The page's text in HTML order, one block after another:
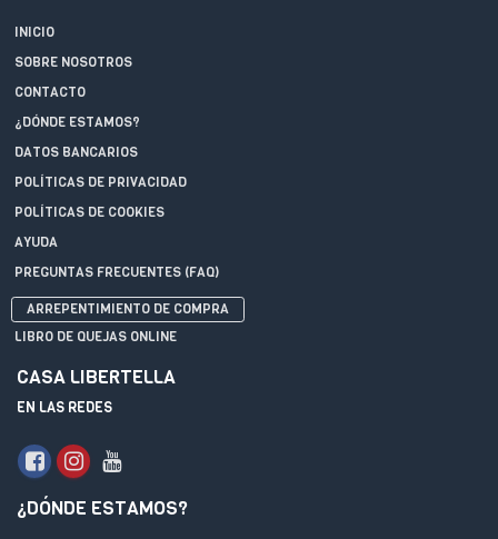
INICIO
SOBRE NOSOTROS
CONTACTO
¿DÓNDE ESTAMOS?
DATOS BANCARIOS
POLÍTICAS DE PRIVACIDAD
POLÍTICAS DE COOKIES
AYUDA
PREGUNTAS FRECUENTES (FAQ)
ARREPENTIMIENTO DE COMPRA
LIBRO DE QUEJAS ONLINE
CASA LIBERTELLA
EN LAS REDES
¿DÓNDE ESTAMOS?